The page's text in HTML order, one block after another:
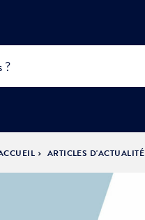
ACTUALITÉS &
ÉVÈNEMENTS
ARTICLES D'ACTUALITÉ